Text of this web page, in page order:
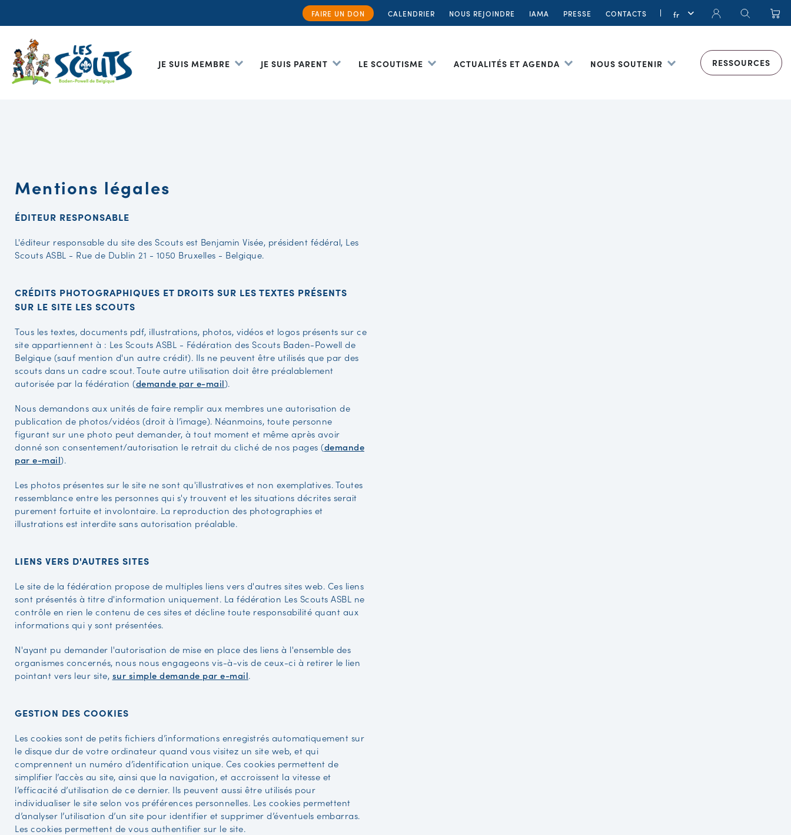
FAIRE UN DON CALENDRIER NOUS REJOINDRE IAMA PRESSE CONTACTS
JE SUIS MEMBRE JE SUIS PARENT LE SCOUTISME ACTUALITÉS ET AGENDA NOUS SOUTENIR RESSOURCES
Mentions légales
ÉDITEUR RESPONSABLE
L'éditeur responsable du site des Scouts est Benjamin Visée, président fédéral, Les
Scouts ASBL - Rue de Dublin 21 - 1050 Bruxelles - Belgique.
CRÉDITS PHOTOGRAPHIQUES ET DROITS SUR LES TEXTES PRÉSENTS
SUR LE SITE LES SCOUTS
Tous les textes, documents pdf, illustrations, photos, vidéos et logos présents sur ce
site appartiennent à : Les Scouts ASBL - Fédération des Scouts Baden-Powell de
Belgique (sauf mention d'un autre crédit). Ils ne peuvent être utilisés que par des
scouts dans un cadre scout. Toute autre utilisation doit être préalablement
autorisée par la fédération (demande par e-mail).
Nous demandons aux unités de faire remplir aux membres une autorisation de
publication de photos/vidéos (droit à l’image). Néanmoins, toute personne
figurant sur une photo peut demander, à tout moment et même après avoir
donné son consentement/autorisation le retrait du cliché de nos pages (demande
par e-mail).
Les photos présentes sur le site ne sont qu'illustratives et non exemplatives. Toutes
ressemblance entre les personnes qui s'y trouvent et les situations décrites serait
purement fortuite et involontaire. La reproduction des photographies et
illustrations est interdite sans autorisation préalable.
LIENS VERS D'AUTRES SITES
Le site de la fédération propose de multiples liens vers d'autres sites web. Ces liens
sont présentés à titre d'information uniquement. La fédération Les Scouts ASBL ne
contrôle en rien le contenu de ces sites et décline toute responsabilité quant aux
informations qui y sont présentées.
N'ayant pu demander l'autorisation de mise en place des liens à l'ensemble des
organismes concernés, nous nous engageons vis-à-vis de ceux-ci à retirer le lien
pointant vers leur site, sur simple demande par e-mail.
GESTION DES COOKIES
Les cookies sont de petits fichiers d’informations enregistrés automatiquement sur
le disque dur de votre ordinateur quand vous visitez un site web, et qui
comprennent un numéro d’identification unique. Ces cookies permettent de
simplifier l’accès au site, ainsi que la navigation, et accroissent la vitesse et
l’efficacité d’utilisation de ce dernier. Ils peuvent aussi être utilisés pour
individualiser le site selon vos préférences personnelles. Les cookies permettent
d’analyser l’utilisation d’un site pour identifier et supprimer d’éventuels embarras.
Les cookies permettent de vous authentifier sur le site.